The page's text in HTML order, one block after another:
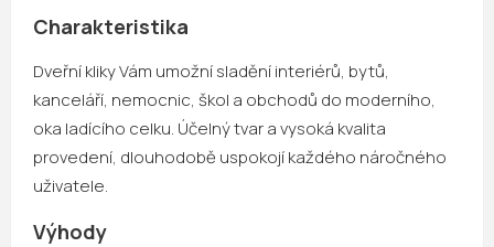
Charakteristika
Dveřní kliky Vám umožní sladění interiérů, bytů,
kanceláří, nemocnic, škol a obchodů do moderního,
oka ladícího celku. Účelný tvar a vysoká kvalita
provedení, dlouhodobě uspokojí každého náročného
uživatele.
Výhody